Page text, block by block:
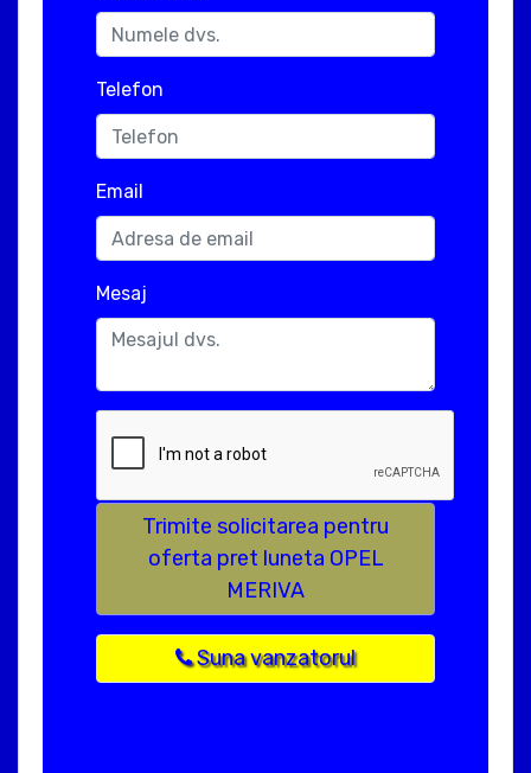
Telefon
Email
Mesaj
Trimite solicitarea pentru
oferta pret luneta OPEL
MERIVA
Suna vanzatorul